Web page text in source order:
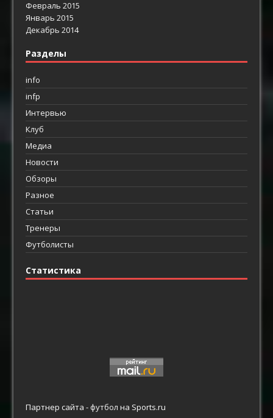
Февраль 2015
Январь 2015
Декабрь 2014
Разделы
info
infp
Интервью
Клуб
Медиа
Новости
Обзоры
Разное
Статьи
Тренеры
Футболисты
Статистика
Партнер сайта -футбол на Sports.ru